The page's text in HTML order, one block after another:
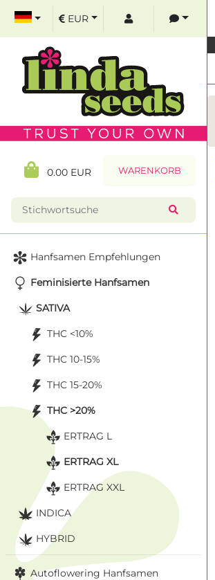
EUR
0.00 EUR WARENKORB
Hanfsamen Empfehlungen
Feminisierte Hanfsamen
SATIVA
THC <10%
THC 10-15%
THC 15-20%
THC >20%
ERTRAG L
ERTRAG XL
ERTRAG XXL
INDICA
HYBRID
Autoflowering Hanfsamen